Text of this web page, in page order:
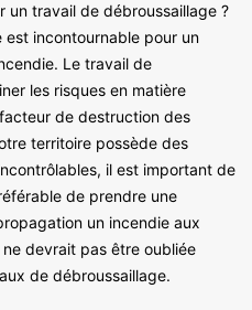
un travail de débroussaillage ?
incontournable pour un
Le travail de
les risques en matière
de destruction des
territoire possède des
il est important de
de prendre une
un incendie aux
devrait pas être oubliée
de débroussaillage.